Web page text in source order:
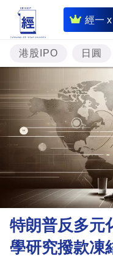
經一 x
即
時
財
經
專
題
投
資
樓
市
理
財
商
港股IPO 日圓
特朗普反多元
學研究撥款凍